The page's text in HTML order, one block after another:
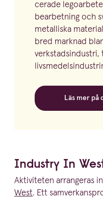
cerade
bearbetning och
metalliska
bred marknad
Läs mer på
Industry In
Aktiviteten arrangeras
West. Ett